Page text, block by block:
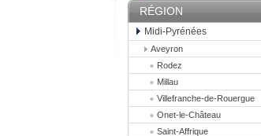
RÉGION
Midi-Pyrénées
Aveyron
Rodez
Millau
Villefranche-de-Rouergue
Onet-le-Château
Saint-Affrique